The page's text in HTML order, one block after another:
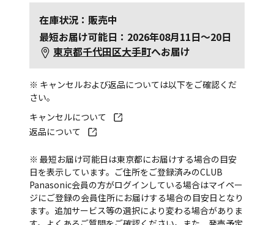
在庫状況：販売中
最短お届け可能日：2026年08月11日～20日
東京都千代田区大手町へお届け
※ キャンセルおよび返品については以下をご確認くだ
さい。
キャンセルについて
返品について
※ 最短お届け可能日は東京都にお届けする場合の目安
日を表示しています。ご住所をご登録済みのCLUB
Panasonic会員の方がログインしている場合はマイペー
ジにご登録の会員住所にお届けする場合の目安日となり
ます。追加サービス等の選択により変わる場合がありま